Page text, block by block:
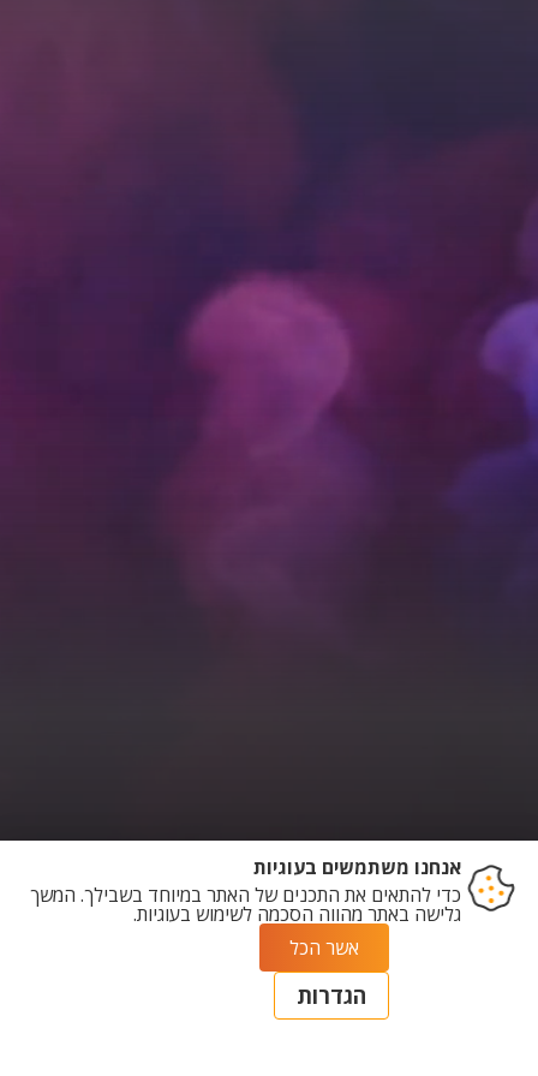
طلاب الباحثين
النظام البيئي